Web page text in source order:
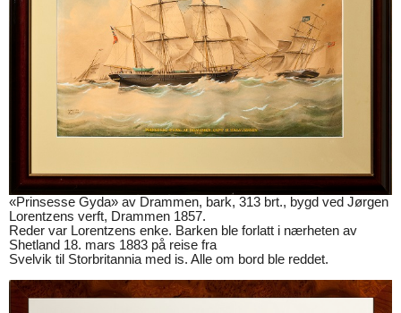
«Prinsesse Gyda» av Drammen, bark, 313 brt., bygd ved Jørgen
Lorentzens verft, Drammen 1857.
Reder var Lorentzens enke. Barken ble forlatt i nærheten av
Shetland 18. mars 1883 på reise fra
Svelvik til Storbritannia med is. Alle om bord ble reddet.